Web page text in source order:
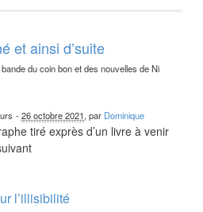
et ainsi d’suite
du coin bon et des nouvelles de Ni
-26 octobre 2021, par Dominique
tiré exprès d’un livre à venir
l’illisibilité